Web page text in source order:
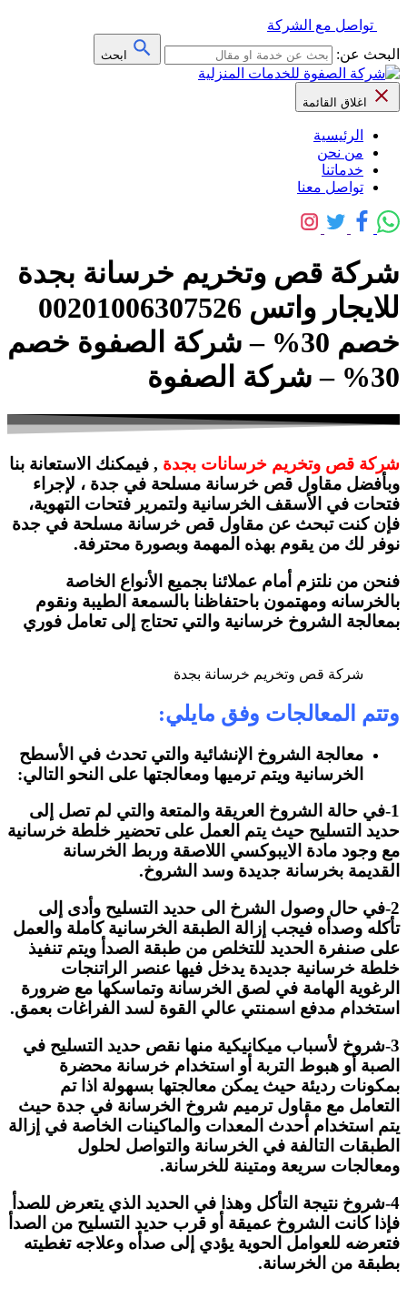
تواصل مع الشركة
البحث عن:
ابحث
اغلاق القائمة
الرئيسية
من نحن
خدماتنا
تواصل معنا
شركة قص وتخريم خرسانة بجدة
للايجار واتس 00201006307526
خصم 30% – شركة الصفوة خصم
30% – شركة الصفوة
شركة قص وتخريم خرسانات بجدة , فيمكنك الاستعانة بنا
وبأفضل مقاول قص خرسانة مسلحة في جدة ، لإجراء
فتحات في الأسقف الخرسانية ولتمرير فتحات التهوية،
فإن كنت تبحث عن مقاول قص خرسانة مسلحة في جدة
نوفر لك من يقوم بهذه المهمة وبصورة محترفة.
فنحن من نلتزم أمام عملائنا بجميع الأنواع الخاصة
بالخرسانه ومهتمون باحتفاظنا بالسمعة الطيبة ونقوم
بمعالجة الشروخ خرسانية والتي تحتاج إلى تعامل فوري
شركة قص وتخريم خرسانة بجدة
وتتم المعالجات وفق مايلي:
معالجة الشروخ الإنشائية والتي تحدث في الأسطح
الخرسانية ويتم ترميها ومعالجتها على النحو التالي:
1-في حالة الشروخ العريقة والمتعة والتي لم تصل إلى
حديد التسليح حيث يتم العمل على تحضير خلطة خرسانية
مع وجود مادة الايبوكسي اللاصقة وربط الخرسانة
القديمة بخرسانة جديدة وسد الشروخ.
2-في حال وصول الشرخ الى حديد التسليح وأدى إلى
تأكله وصدأه فيجب إزالة الطبقة الخرسانية كاملة والعمل
على صنفرة الحديد للتخلص من طبقة الصدأ ويتم تنفيذ
خلطة خرسانية جديدة يدخل فيها عنصر الراتنجات
الرغوية الهامة في لصق الخرسانة وتماسكها مع ضرورة
استخدام مدفع اسمنتي عالي القوة لسد الفراغات بعمق.
3-شروخ لأسباب ميكانيكية منها نقص حديد التسليح في
الصبة أو هبوط التربة أو استخدام خرسانة محضرة
بمكونات رديئة حيث يمكن معالجتها بسهولة اذا تم
التعامل مع مقاول ترميم شروخ الخرسانة في جدة حيث
يتم استخدام أحدث المعدات والماكينات الخاصة في إزالة
الطبقات التالفة في الخرسانة والتواصل لحلول
ومعالجات سريعة ومتينة للخرسانة.
4-شروخ نتيجة التأكل وهذا في الحديد الذي يتعرض للصدأ
فإذا كانت الشروخ عميقة أو قرب حديد التسليح من الصدأ
فتعرضه للعوامل الحوية يؤدي إلى صدأه وعلاجه تغطيته
بطبقة من الخرسانة.